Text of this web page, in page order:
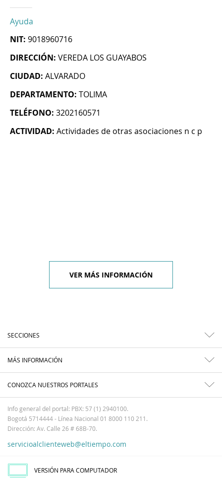
Ayuda
NIT: 9018960716
DIRECCIÓN: VEREDA LOS GUAYABOS
CIUDAD: ALVARADO
DEPARTAMENTO: TOLIMA
TELÉFONO: 3202160571
ACTIVIDAD: Actividades de otras asociaciones n c p
VER MÁS INFORMACIÓN
SECCIONES
MÁS INFORMACIÓN
CONOZCA NUESTROS PORTALES
Info general del portal: PBX: 57 (1) 2940100.
Bogotá 5714444 - Línea Nacional 01 8000 110 211.
Dirección: Av. Calle 26 # 68B-70.
servicioalclienteweb@eltiempo.com
VERSIÓN PARA COMPUTADOR